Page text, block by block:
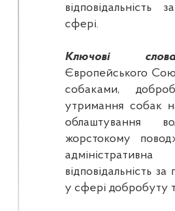
сфері.
Ключові
Європейського
собаками,
утримання собак
облаштування
жорстокому
відповідальність
у сфері добробуту